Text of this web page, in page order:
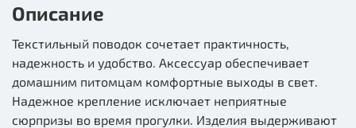
Описание
Текстильный поводок сочетает практичность,
надежность и удобство. Аксессуар обеспечивает
домашним питомцам комфортные выходы в свет.
Надежное крепление исключает неприятные
сюрпризы во время прогулки. Изделия выдерживают